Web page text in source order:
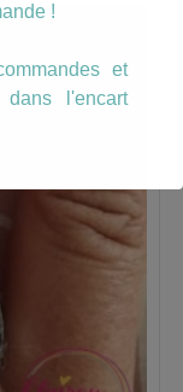
!
et
l'encart